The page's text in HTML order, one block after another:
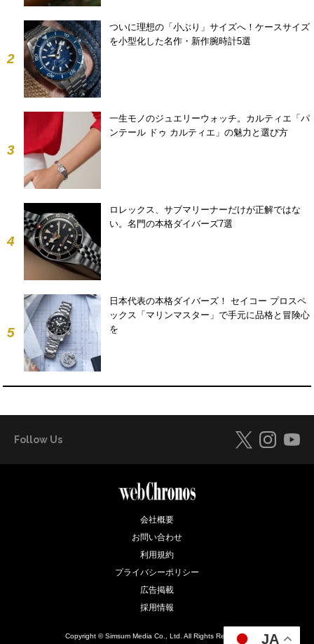
2
ついに理想の「小ぶり」サイズへ！ケースサイズ
を小型化した名作・新作腕時計5選
3
一生モノのジュエリーウォッチ。カルティエ「パ
ンテール ドゥ カルティエ」の魅力と選び方
4
ロレックス、サブマリーナーだけが正解ではな
い。名門の本格ダイバーズ7選
5
日本代表の本格ダイバーズ！ セイコー プロスペ
ックス「マリンマスター」で手元に品格と冒険心
を
Follow Us
会社概要
お問い合わせ
利用規約
プライバシーポリシー
広告掲載
採用情報
Copyright © Simsum Media Co., Ltd. All Rights Reserved. JA